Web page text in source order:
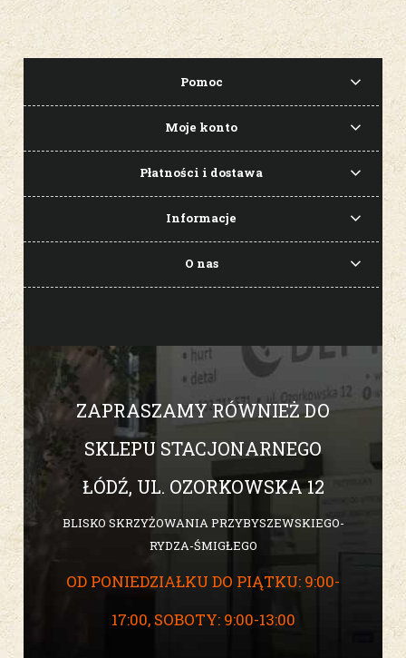
Pomoc
Moje konto
Płatności i dostawa
Informacje
O nas
ZAPRASZAMY RÓWNIEŻ DO
SKLEPU STACJONARNEGO
ŁÓDŹ, UL. OZORKOWSKA 12
BLISKO SKRZYŻOWANIA PRZYBYSZEWSKIEGO-
RYDZA-ŚMIGŁEGO
OD PONIEDZIAŁKU DO PIĄTKU: 9:00-
17:00, SOBOTY: 9:00-13:00